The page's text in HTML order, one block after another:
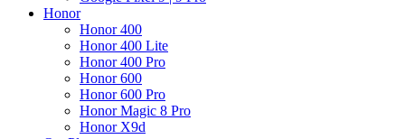
Honor
Honor 400
Honor 400 Lite
Honor 400 Pro
Honor 600
Honor 600 Pro
Honor Magic 8 Pro
Honor X9d